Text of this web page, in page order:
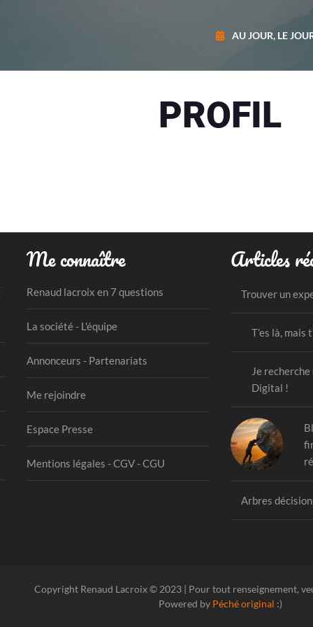
AU JOUR, LE
PROFIL
Me connaître
Renaud lacroix en 7 questions
La société - L'équipe
Annonceurs - Partenariats
Me rejoindre
Espace Presse
Mentions légales - CGV - CGU
Articles
Trouver un
T’es là, mais
Je
Digital !
Arbres
Copyright Renaud Lacroix © 2023 | Pour tout renseignement,
Powered by Péché original :)